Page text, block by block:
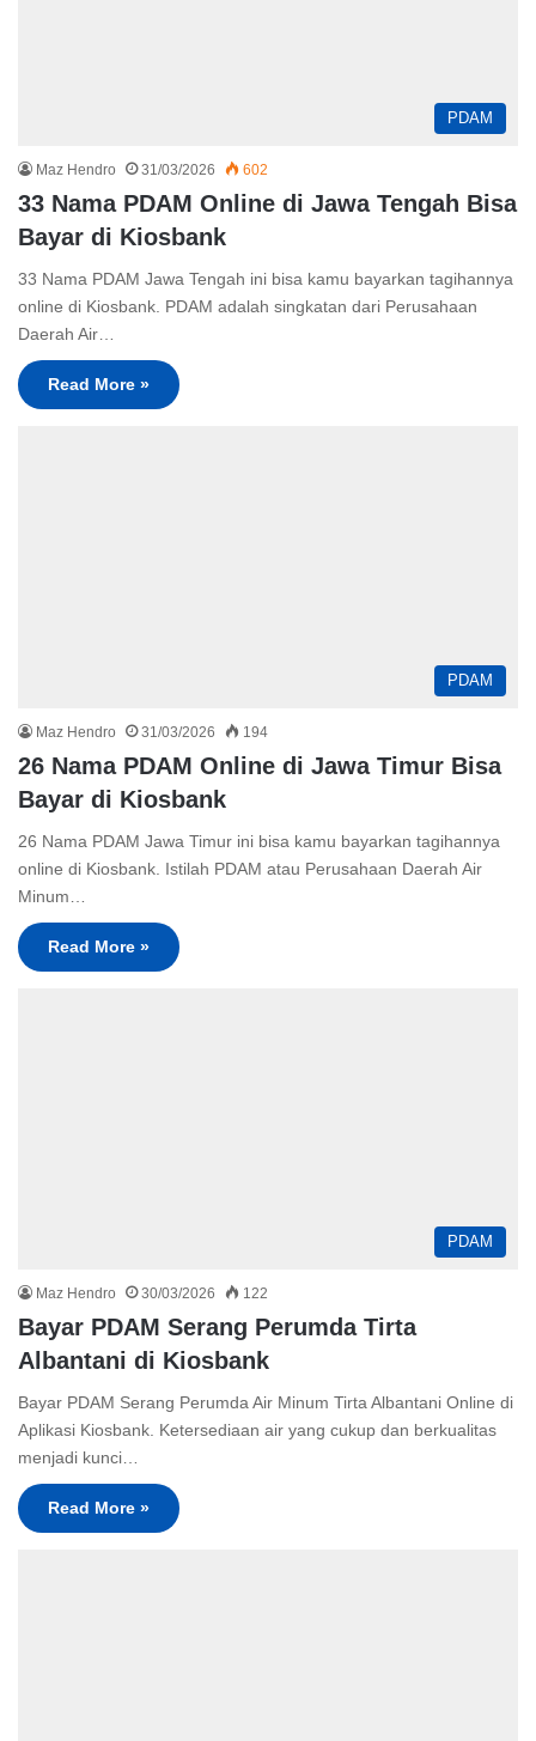
PDAM
Maz Hendro 31/03/2026 602
33 Nama PDAM Online di Jawa Tengah Bisa
Bayar di Kiosbank
33 Nama PDAM Jawa Tengah ini bisa kamu bayarkan tagihannya
online di Kiosbank. PDAM adalah singkatan dari Perusahaan
Daerah Air…
Read More »
PDAM
Maz Hendro 31/03/2026 194
26 Nama PDAM Online di Jawa Timur Bisa
Bayar di Kiosbank
26 Nama PDAM Jawa Timur ini bisa kamu bayarkan tagihannya
online di Kiosbank. Istilah PDAM atau Perusahaan Daerah Air
Minum…
Read More »
PDAM
Maz Hendro 30/03/2026 122
Bayar PDAM Serang Perumda Tirta
Albantani di Kiosbank
Bayar PDAM Serang Perumda Air Minum Tirta Albantani Online di
Aplikasi Kiosbank. Ketersediaan air yang cukup dan berkualitas
menjadi kunci…
Read More »